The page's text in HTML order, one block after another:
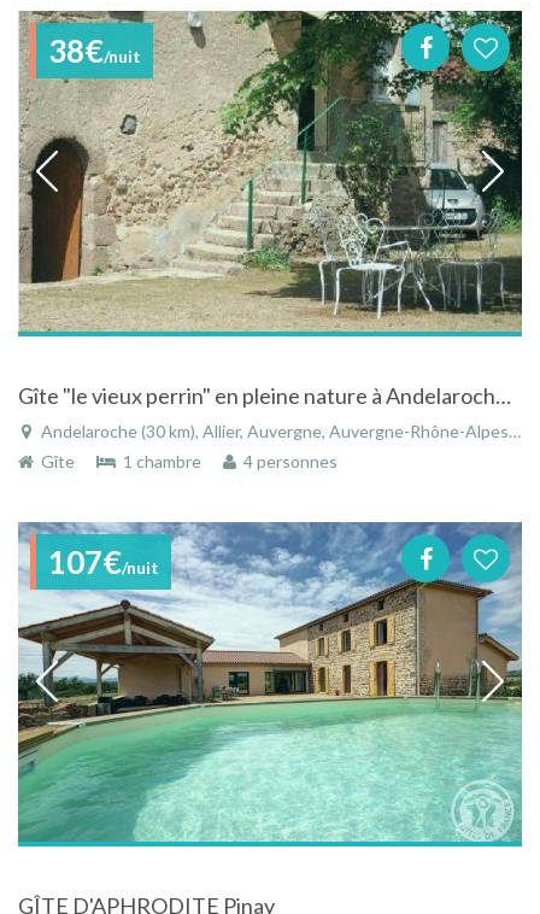
38€/nuit
Gîte "le vieux perrin" en pleine nature à Andelaroche en Auvergne
Andelaroche (30 km), Allier, Auvergne, Auvergne-Rhône-Alpes, France
Gîte
1 chambre 4 personnes
107€/nuit
GÎTE D'APHRODITE Pinay